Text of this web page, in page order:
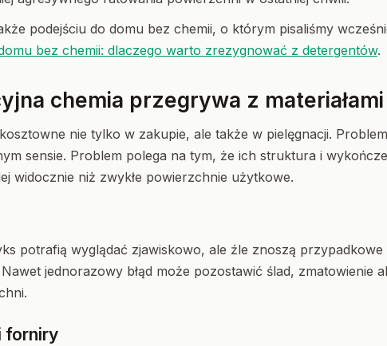
podejściu do domu bez chemii, o którym pisaliśmy
bez chemii: dlaczego warto zrezygnować z detergentów.
chemia przegrywa z
nie tylko w zakupie, ale także w pielęgnacji.
sensie. Problem polega na tym, że ich struktura i
widocznie niż zwykłe powierzchnie użytkowe.
potrafią wyglądać zjawiskowo, ale źle znoszą przypadkowe
jednorazowy błąd może pozostawić ślad, zmatowienie
forniry